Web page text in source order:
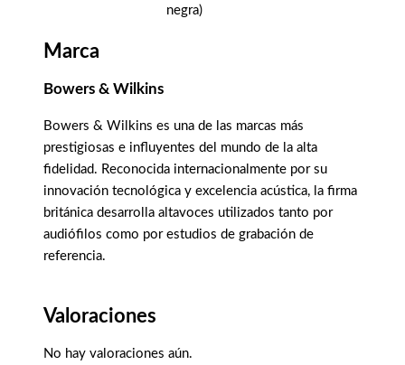
negra)
Marca
Bowers & Wilkins
Bowers & Wilkins es una de las marcas más
prestigiosas e influyentes del mundo de la alta
fidelidad. Reconocida internacionalmente por su
innovación tecnológica y excelencia acústica, la firma
británica desarrolla altavoces utilizados tanto por
audiófilos como por estudios de grabación de
referencia.
Valoraciones
No hay valoraciones aún.